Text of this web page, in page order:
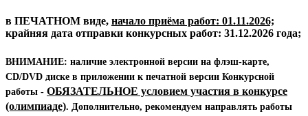
в ПЕЧАТНОМ виде, начало приёма работ: 01.11.2026;
крайняя дата отправки конкурсных работ: 31.12.2026 года;
ВНИМАНИЕ: наличие электронной версии на флэш-карте,
CD/DVD диске в приложении к печатной версии Конкурсной
работы - ОБЯЗАТЕЛЬНОЕ условием участия в конкурсе
(олимпиаде). Дополнительно, рекомендуем направлять работы